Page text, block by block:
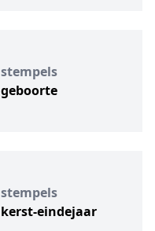
stempels
geboorte
stempels
kerst-eindejaar